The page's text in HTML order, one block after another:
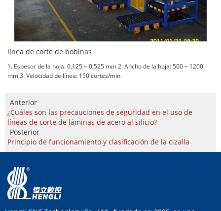
línea de corte de bobinas
1. Espesor de la hoja: 0,125 ~ 0,525 mm 2. Ancho de la hoja: 500 ~ 1200
mm 3. Velocidad de línea: 150 cortes/min
Anterior
¿Cuáles son las precauciones de seguridad en el uso de
líneas de corte de láminas de acero al silicio?
Posterior
Principio de funcionamiento y clasificación de la cizalla